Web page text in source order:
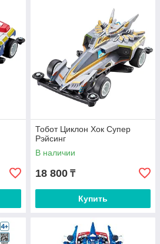
Тобот Циклон Хок Супер
Рэйсинг
В наличии
18 800 ₸
Купить